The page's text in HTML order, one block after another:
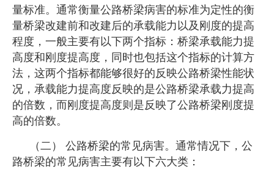
量标准。通常衡量公路桥梁病害的标准为定性的衡
量桥梁改建前和改建后的承载能力以及刚度的提高
程度，一般主要有以下两个指标：桥梁承载能力提
高度和刚度提高度，同时也包括这个指标的计算方
法，这两个指标都能够很好的反映公路桥梁性能状
况，承载能力提高度反映的是公路桥梁承载力提高
的倍数，而刚度提高度则是反映了公路桥梁刚度提
高的倍数。
（二） 公路桥梁的常见病害。通常情况下，公
路桥梁的常见病害主要有以下六大类：